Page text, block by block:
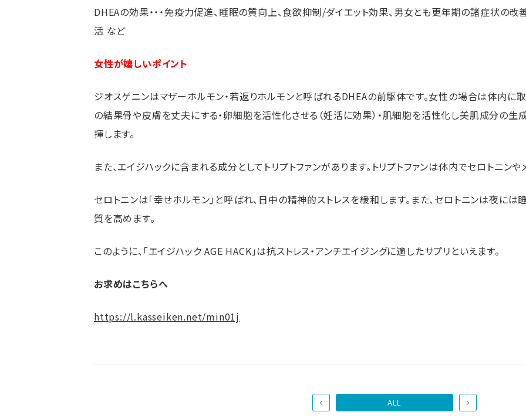
DHEAの効果・・・免疫力促進、睡眠の質向上、食欲抑制/ダイエット効果、男女とも更年期の諸症状の改
活 など
女性が嬉しいポイント
ジオスゲニンはマザーホルモン・若返りホルモンと呼ばれるDHEAの前駆体です。女性の場合は体内に
の結果骨や皮膚を丈夫にする・卵細胞を活性化させる（妊活に効果）・肌細胞を活性化し美肌成分の
揮します。
また、エイジハックに含まれる成分としてトリプトファンがあります。トリプトファンは体内でセロトニンや
セロトニンは「幸せホルモン」と呼ばれ、日中の精神的ストレスを緩和します。また、セロトニンは夜に
質を高めます。
このように、「エイジハック AGE HACK」は抗ストレス・アンチエイジングに適したサプリといえます。
お求めはこちらへ
https://l.kasseiken.net/min01j
ALL